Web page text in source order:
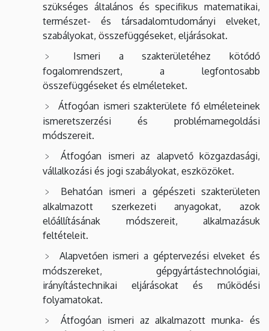
szükséges általános és specifikus matematikai,
természet- és társadalomtudományi elveket,
szabályokat, összefüggéseket, eljárásokat.
Ismeri a szakterületéhez kötődő
fogalomrendszert, a legfontosabb
összefüggéseket és elméleteket.
Átfogóan ismeri szakterülete fő elméleteinek
ismeretszerzési és problémamegoldási
módszereit.
Átfogóan ismeri az alapvető közgazdasági,
vállalkozási és jogi szabályokat, eszközöket.
Behatóan ismeri a gépészeti szakterületen
alkalmazott szerkezeti anyagokat, azok
előállításának módszereit, alkalmazásuk
feltételeit.
Alapvetően ismeri a géptervezési elveket és
módszereket, gépgyártástechnológiai,
irányítástechnikai eljárásokat és működési
folyamatokat.
Átfogóan ismeri az alkalmazott munka- és